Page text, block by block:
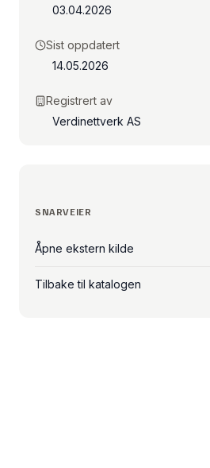
03.04.2026
Sist oppdatert
14.05.2026
Registrert av
Verdinettverk AS
SNARVEIER
Åpne ekstern kilde
Tilbake til katalogen